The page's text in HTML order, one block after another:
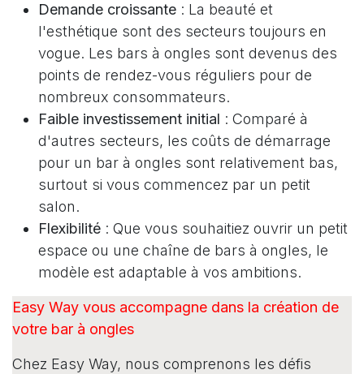
Demande croissante : La beauté et
l'esthétique sont des secteurs toujours en
vogue. Les bars à ongles sont devenus des
points de rendez-vous réguliers pour de
nombreux consommateurs.
Faible investissement initial : Comparé à
d'autres secteurs, les coûts de démarrage
pour un bar à ongles sont relativement bas,
surtout si vous commencez par un petit
salon.
Flexibilité : Que vous souhaitiez ouvrir un petit
espace ou une chaîne de bars à ongles, le
modèle est adaptable à vos ambitions.
Easy Way vous accompagne dans la création de
votre bar à ongles
Chez Easy Way, nous comprenons les défis